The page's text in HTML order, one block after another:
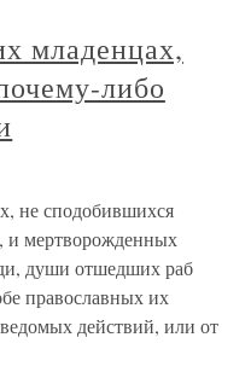
младенцах,
либо
не сподобившихся
и мертворожденных
души отшедших раб
православных их
действий, или от